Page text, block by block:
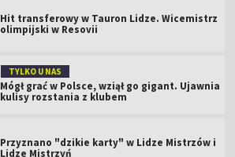
Hit transferowy w Tauron Lidze. Wicemistrz
olimpijski w Resovii
TYLKO U NAS
Mógł grać w Polsce, wziął go gigant. Ujawnia
kulisy rozstania z klubem
Przyznano "dzikie karty" w Lidze Mistrzów i
Lidze Mistrzyń